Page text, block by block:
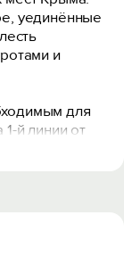
уединённые
и
для
й линии от
где можно
пляжи, а